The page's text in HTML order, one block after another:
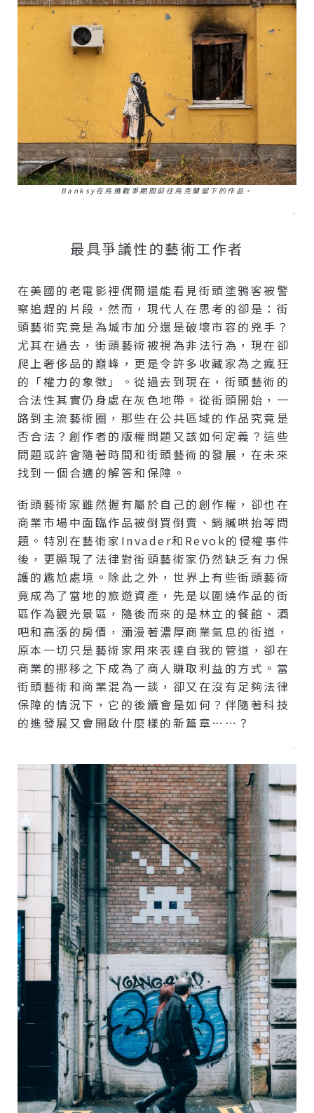
Banksy在烏俄戰爭期間前往烏克蘭留下的作品。
–
最具爭議性的藝術工作者
在美國的老電影裡偶爾還能看見街頭塗鴉客被警
察追趕的片段，然而，現代人在思考的卻是：街
頭藝術究竟是為城市加分還是破壞市容的兇手？
尤其在過去，街頭藝術被視為非法行為，現在卻
爬上奢侈品的巔峰，更是令許多收藏家為之瘋狂
的「權力的象徵」。從過去到現在，街頭藝術的
合法性其實仍身處在灰色地帶。從街頭開始，一
路到主流藝術圈，那些在公共區域的作品究竟是
否合法？創作者的版權問題又該如何定義？這些
問題或許會隨著時間和街頭藝術的發展，在未來
找到一個合適的解答和保障。
街頭藝術家雖然握有屬於自己的創作權，卻也在
商業市場中面臨作品被倒買倒賣、銷贓哄抬等問
題。特別在藝術家Invader和Revok的侵權事件
後，更顯現了法律對街頭藝術家仍然缺乏有力保
護的尷尬處境。除此之外，世界上有些街頭藝術
竟成為了當地的旅遊資產，先是以圍繞作品的街
區作為觀光景區，隨後而來的是林立的餐館、酒
吧和高漲的房價，瀰漫著濃厚商業氣息的街道，
原本一切只是藝術家用來表達自我的管道，卻在
商業的挪移之下成為了商人賺取利益的方式。當
街頭藝術和商業混為一談，卻又在沒有足夠法律
保障的情況下，它的後續會是如何？伴隨著科技
的進發展又會開啟什麼樣的新篇章⋯⋯？
–